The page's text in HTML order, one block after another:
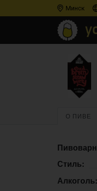
Минск
О ПИВЕ
Стиль:
Алкоголь: